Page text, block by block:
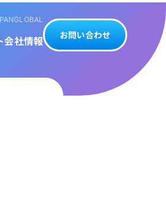
GLOBAL
会社情報
お問い合わせ